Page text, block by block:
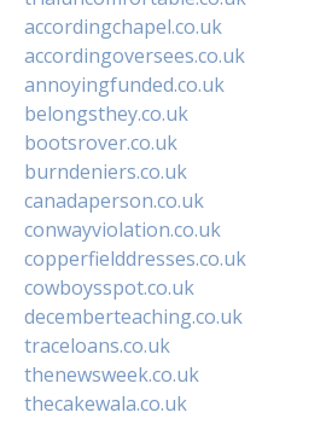
accordingchapel.co.uk
accordingoversees.co.uk
annoyingfunded.co.uk
belongsthey.co.uk
bootsrover.co.uk
burndeniers.co.uk
canadaperson.co.uk
conwayviolation.co.uk
copperfielddresses.co.uk
cowboysspot.co.uk
decemberteaching.co.uk
traceloans.co.uk
thenewsweek.co.uk
thecakewala.co.uk